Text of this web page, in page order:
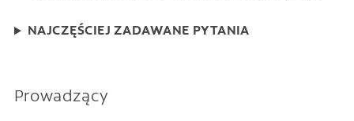
NAJCZĘŚCIEJ ZADAWANE PYTANIA
Prowadzący